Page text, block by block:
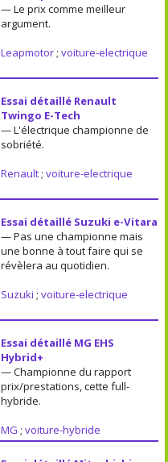
— Le prix comme meilleur
argument.
Leapmotor; voiture-electrique
Essai détaillé Renault
Twingo E-Tech
— L'électrique championne de
sobriété.
Renault; voiture-electrique
Essai détaillé Suzuki e-Vitara
— Pas une championne mais
une bonne à tout faire qui se
révèlera au quotidien.
Suzuki ; voiture-electrique
Essai détaillé MG EHS
Hybrid+
— Championne du rapport
prix/prestations, cette full-
hybride.
MG ; voiture-hybride